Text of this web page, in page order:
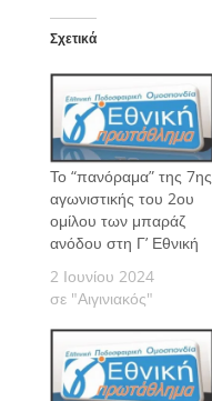
Σχετικά
Το “πανόραμα” της 7ης
αγωνιστικής του 2ου
ομίλου των μπαράζ
ανόδου στη Γ’ Εθνική
2 Ιουνίου 2024
σε "Αιγινιακός"